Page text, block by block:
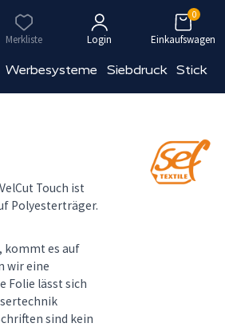
Merkliste Login Einkaufswagen
0
Werbesysteme Siebdruck Stick
Touch ist
Polyesterträger.
kommt es auf
wir eine
Folie lässt sich
sind kein